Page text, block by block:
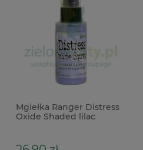
Mgiełka Ranger Distress
Oxide Shaded lilac